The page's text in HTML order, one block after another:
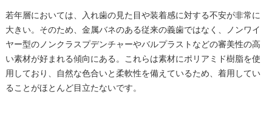
若年層においては、入れ歯の見た目や装着感に対する不安が非常に
大きい。そのため、金属バネのある従来の義歯ではなく、ノンワイ
ヤー型のノンクラスプデンチャーやバルプラストなどの審美性の高
い素材が好まれる傾向にある。これらは素材にポリアミド樹脂を使
用しており、自然な色合いと柔軟性を備えているため、着用してい
ることがほとんど目立たないです。